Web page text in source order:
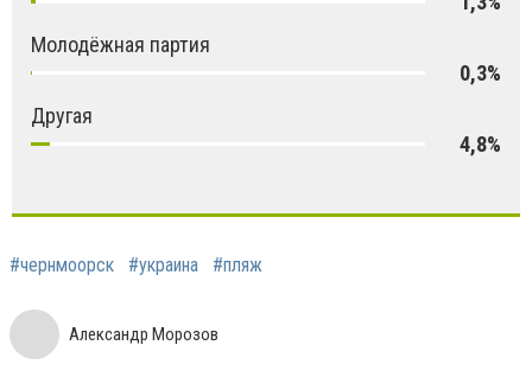
Молодёжная партия
0,3%
Другая
4,8%
#чернмоорск #украина #пляж
Александр Морозов